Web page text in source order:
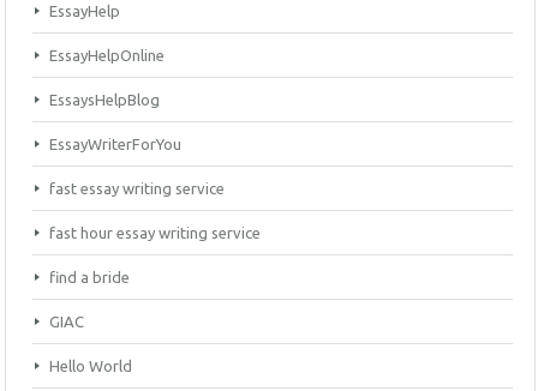
EssayHelp
EssayHelpOnline
EssaysHelpBlog
EssayWriterForYou
fast essay writing service
fast hour essay writing service
find a bride
GIAC
Hello World